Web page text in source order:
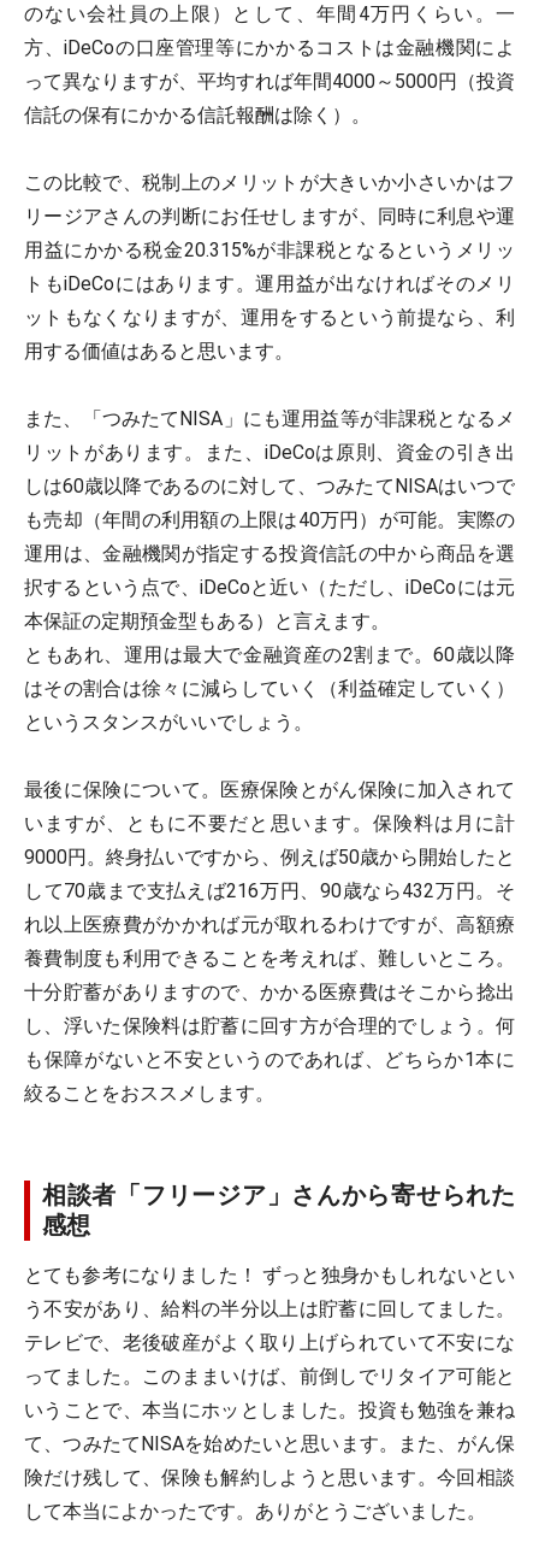
のない会社員の上限）として、年間4万円くらい。一
方、iDeCoの口座管理等にかかるコストは金融機関によ
って異なりますが、平均すれば年間4000～5000円（投資
信託の保有にかかる信託報酬は除く）。
この比較で、税制上のメリットが大きいか小さいかはフ
リージアさんの判断にお任せしますが、同時に利息や運
用益にかかる税金20.315%が非課税となるというメリッ
トもiDeCoにはあります。運用益が出なければそのメリ
ットもなくなりますが、運用をするという前提なら、利
用する価値はあると思います。
また、「つみたてNISA」にも運用益等が非課税となるメ
リットがあります。また、iDeCoは原則、資金の引き出
しは60歳以降であるのに対して、つみたてNISAはいつで
も売却（年間の利用額の上限は40万円）が可能。実際の
運用は、金融機関が指定する投資信託の中から商品を選
択するという点で、iDeCoと近い（ただし、iDeCoには元
本保証の定期預金型もある）と言えます。
ともあれ、運用は最大で金融資産の2割まで。60歳以降
はその割合は徐々に減らしていく（利益確定していく）
というスタンスがいいでしょう。
最後に保険について。医療保険とがん保険に加入されて
いますが、ともに不要だと思います。保険料は月に計
9000円。終身払いですから、例えば50歳から開始したと
して70歳まで支払えば216万円、90歳なら432万円。そ
れ以上医療費がかかれば元が取れるわけですが、高額療
養費制度も利用できることを考えれば、難しいところ。
十分貯蓄がありますので、かかる医療費はそこから捻出
し、浮いた保険料は貯蓄に回す方が合理的でしょう。何
も保障がないと不安というのであれば、どちらか1本に
絞ることをおススメします。
相談者「フリージア」さんから寄せられた
感想
とても参考になりました！ ずっと独身かもしれないとい
う不安があり、給料の半分以上は貯蓄に回してました。
テレビで、老後破産がよく取り上げられていて不安にな
ってました。このままいけば、前倒しでリタイア可能と
いうことで、本当にホッとしました。投資も勉強を兼ね
て、つみたてNISAを始めたいと思います。また、がん保
険だけ残して、保険も解約しようと思います。今回相談
して本当によかったです。ありがとうございました。